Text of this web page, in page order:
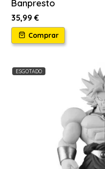
Banpresto
35,99 €
Comprar
ESGOTADO